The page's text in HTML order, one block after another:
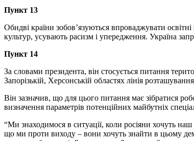
Пункт 13
Обидві країни зобов’язуються впроваджувати
культур, усувають расизм і упередження. Україна
Пункт 14
За словами президента, він стосується питання
Запорізькій, Херсонській областях лінія
Він зазначив, що для цього питання має зібратися
визначення параметрів потенційних майбутніх
“Ми знаходимося в ситуації, коли росіяни хочуть
що ми проти виходу – вони хочуть знайти в цьому